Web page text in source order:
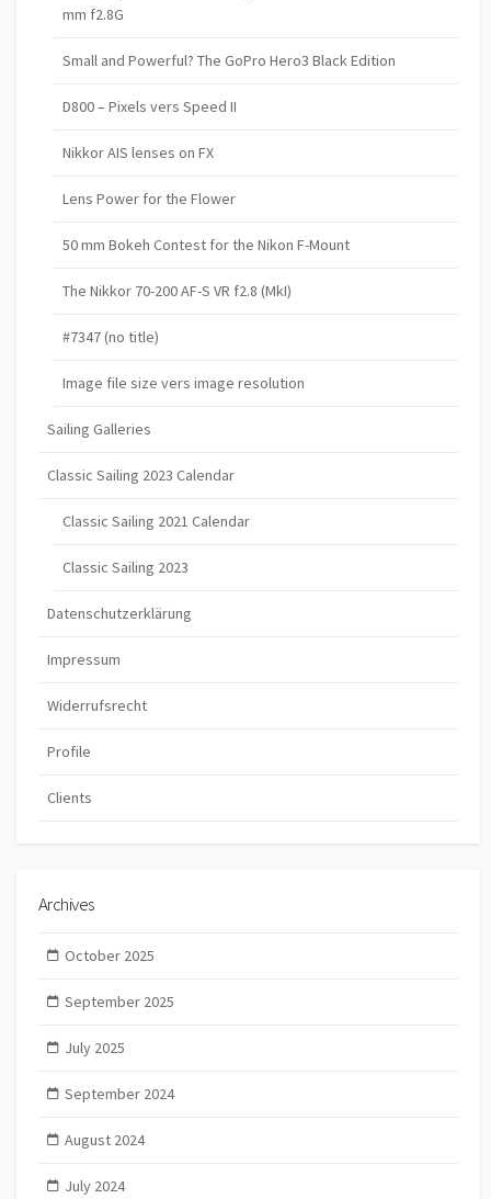
mm f2.8G
Small and Powerful? The GoPro Hero3 Black Edition
D800 – Pixels vers Speed II
Nikkor AIS lenses on FX
Lens Power for the Flower
50 mm Bokeh Contest for the Nikon F-Mount
The Nikkor 70-200 AF-S VR f2.8 (MkI)
#7347 (no title)
Image file size vers image resolution
Sailing Galleries
Classic Sailing 2023 Calendar
Classic Sailing 2021 Calendar
Classic Sailing 2023
Datenschutzerklärung
Impressum
Widerrufsrecht
Profile
Clients
Archives
October 2025
September 2025
July 2025
September 2024
August 2024
July 2024